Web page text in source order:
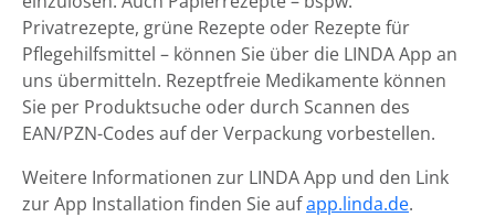
Privatrezepte, grüne Rezepte oder Rezepte für
Pflegehilfsmittel – können Sie über die LINDA App an
uns übermitteln. Rezeptfreie Medikamente können
Sie per Produktsuche oder durch Scannen des
EAN/PZN-Codes auf der Verpackung vorbestellen.
Weitere Informationen zur LINDA App und den Link
zur App Installation finden Sie aufapp.linda.de.